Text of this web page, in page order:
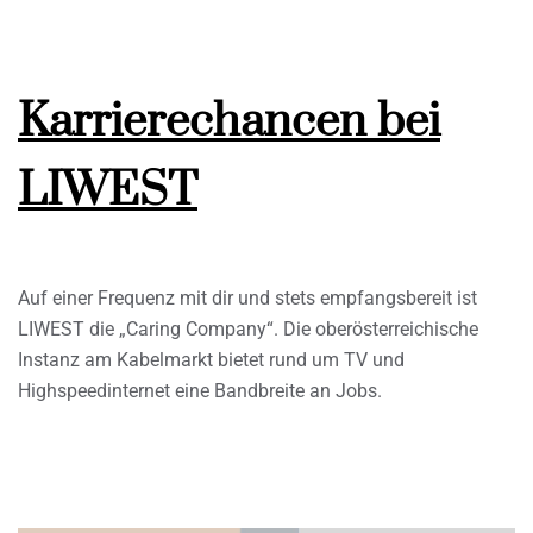
Karrierechancen bei
LIWEST
Auf einer Frequenz mit dir und stets empfangsbereit ist
LIWEST die „Caring Company“. Die oberösterreichische
Instanz am Kabelmarkt bietet rund um TV und
Highspeedinternet eine Bandbreite an Jobs.